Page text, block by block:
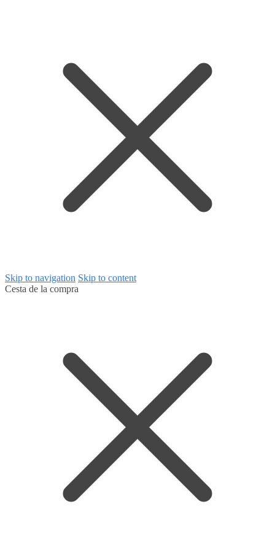
Skip to navigation Skip to content
Cesta de la compra